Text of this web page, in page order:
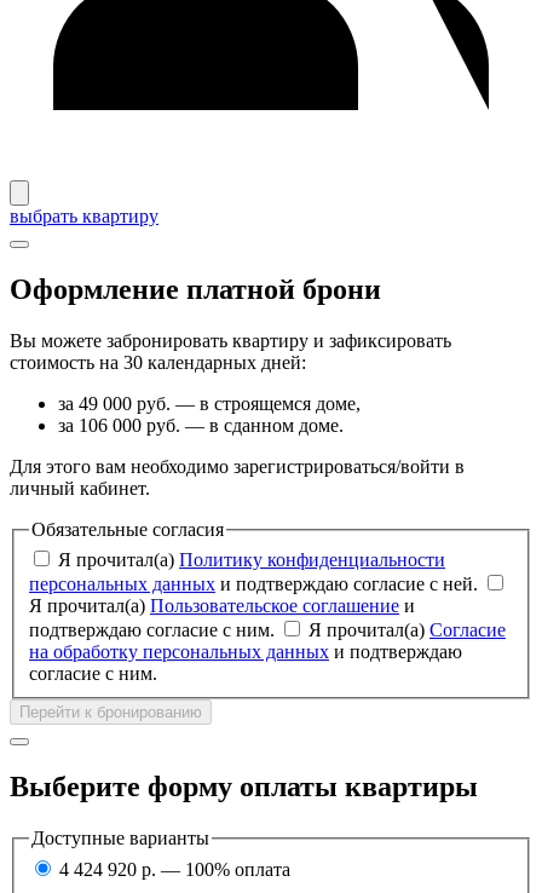
выбрать квартиру
Оформление платной брони
Вы можете забронировать квартиру и зафиксировать
стоимость на 30 календарных дней:
за 49 000 руб. — в строящемся доме,
за 106 000 руб. — в сданном доме.
Для этого вам необходимо зарегистрироваться/войти в
личный кабинет.
Обязательные согласия
Я прочитал(а) Политику конфиденциальности
персональных данных и подтверждаю согласие с ней.
Я прочитал(а) Пользовательское соглашение
подтверждаю согласие с ним.
Я прочитал(а) Согласие
на обработку персональных данных
согласие с ним.
Перейти к бронированию
Выберите форму оплаты квартиры
Доступные варианты
4 424 920 р. — 100% оплата